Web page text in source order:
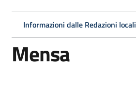
Argomenti
Servizi
Informazioni dalle Redazioni locali
Mensa